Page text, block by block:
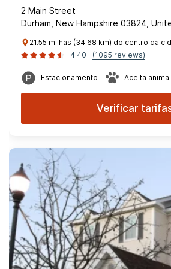
2 Main Street
Durham, New Hampshire 03824,
21.55 milhas (34.68 km) do centro da
4.40
(1095 reviews)
Estacionamento Aceita
Verificar